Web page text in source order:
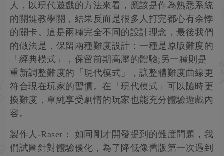
人，以現代遊戲的方法來看，應該是作為熟悉系統
的關鍵教學關，結果反而是很多人打完都心有余悸
的關卡。這是兩種完全不同的設計理念，最後我們
的做法是，保留兩種難度設計：一種是原版難度的
「經典模式」，保留前期高壓的體驗;另一種則是
重新調整難度的「現代模式」，讓整體難度曲線更
符合現在玩家的習慣。在「現代模式」可以隨時更
換難度，單純享受劇情的玩家也能充分體驗遊戲內
容。
製作人-Raser： 如同剛才開發提到的難度問題，我
們試圖針對體驗優化，為了降低像舊版第一次遇到